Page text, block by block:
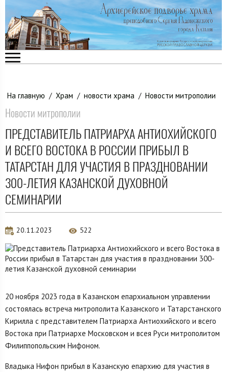
На главную / Храм / новости храма / Новости митрополии
Новости митрополии
ПРЕДСТАВИТЕЛЬ ПАТРИАРХА АНТИОХИЙСКОГО
И ВСЕГО ВОСТОКА В РОССИИ ПРИБЫЛ В
ТАТАРСТАН ДЛЯ УЧАСТИЯ В ПРАЗДНОВАНИИ
300-ЛЕТИЯ КАЗАНСКОЙ ДУХОВНОЙ
СЕМИНАРИИ
20.11.2023 522
20 ноября 2023 года в Казанском епархиальном управлении
состоялась встреча митрополита Казанского и Татарстанского
Кирилла с представителем Патриарха Антиохийского и всего
Востока при Патриархе Московском и всея Руси митрополитом
Филиппопольским Нифоном.
Владыка Нифон прибыл в Казанскую епархию для участия в